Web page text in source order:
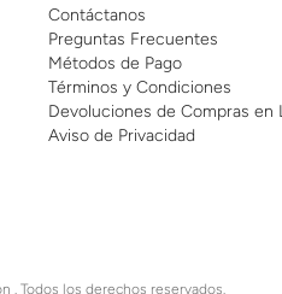
Contáctanos
Preguntas Frecuentes
Métodos de Pago
Términos y Condiciones
Devoluciones de Compras en
Aviso de Privacidad
Todos los derechos reservados.